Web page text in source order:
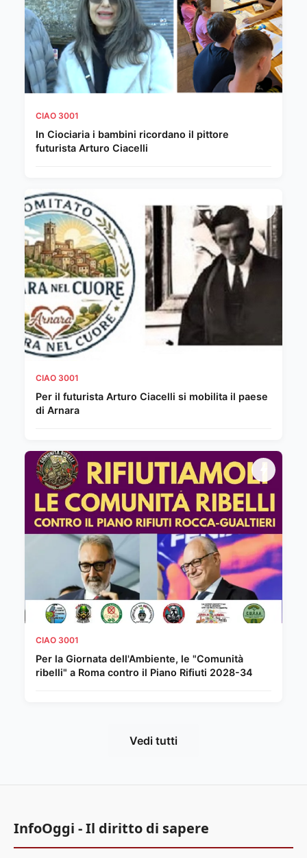
CIAO 3001
In Ciociaria i bambini ricordano il pittore
futurista Arturo Ciacelli
CIAO 3001
Per il futurista Arturo Ciacelli si mobilita il paese
di Arnara
CIAO 3001
Per la Giornata dell'Ambiente, le "Comunità
ribelli" a Roma contro il Piano Rifiuti 2028-34
Vedi tutti
InfoOggi - Il diritto di sapere